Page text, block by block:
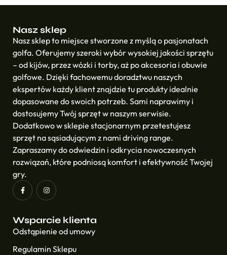
Nasz sklep
Nasz sklep to miejsce stworzone z myślą o pasjonatach
golfa. Oferujemy szeroki wybór wysokiej jakości sprzętu
– od kijów, przez wózki i torby, aż po akcesoria i obuwie
golfowe. Dzięki fachowemu doradztwu naszych
ekspertów każdy klient znajdzie tu produkty idealnie
dopasowane do swoich potrzeb. Sami naprawimy i
dostosujemy Twój sprzęt w naszym serwisie.
Dodatkowo w sklepie stacjonarnym przetestujesz
sprzęt na sąsiadującym z nami driving range.
Zapraszamy do odwiedzin i odkrycia nowoczesnych
rozwiązań, które podniosą komfort i efektywność Twojej
gry.
Wsparcie klienta
Odstąpienie od umowy
Regulamin Sklepu